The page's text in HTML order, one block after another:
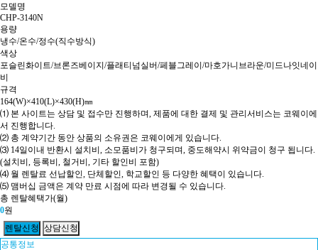
모델명
CHP-3140N
용량
냉수/온수/정수(직수방식)
색상
포슬린화이트/브론즈베이지/플래티넘실버/페블그레이/마호가니브라운/미드나잇네이
비
규격
164(W)×410(L)×430(H)㎜
⑴ 본 사이트는 상담 및 접수만 진행하며, 제품에 대한 결제 및 관리서비스는 코웨이에
서 진행합니다.
⑵ 총 계약기간 동안 상품의 소유권은 코웨이에게 있습니다.
⑶ 14일이내 반환시 설치비, 소모품비가 청구되며, 중도해약시 위약금이 청구 됩니다.
(설치비, 등록비, 철거비, 기타 할인비 포함)
⑷ 월 렌탈료 선납할인, 단체할인, 학교할인 등 다양한 혜택이 있습니다.
⑸ 맴버십 금액은 계약 만료 시점에 따라 변경될 수 있습니다.
총 렌탈혜택가(월)
0원
공통정보